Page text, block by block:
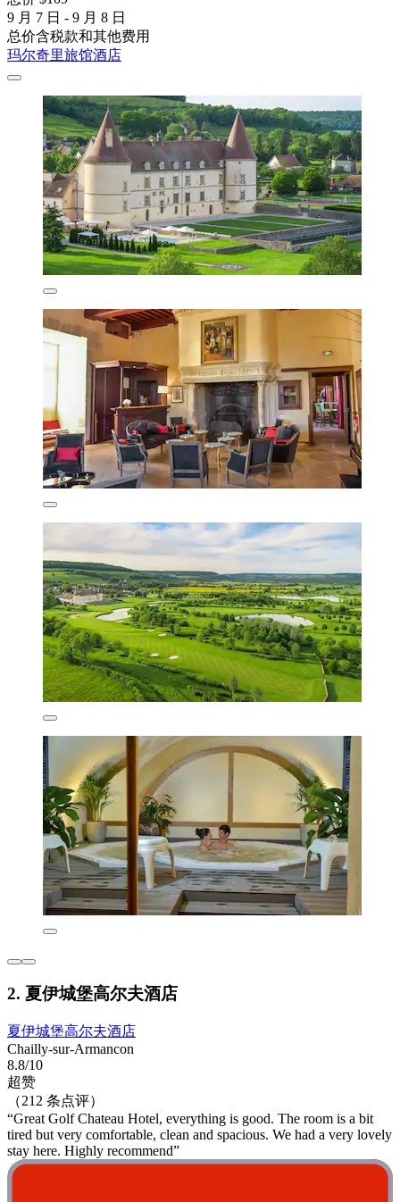
9 月 7 日 - 9 月 8 日
总价含税款和其他费用
玛尔奇里旅馆酒店
2. 夏伊城堡高尔夫酒店
夏伊城堡高尔夫酒店
Chailly-sur-Armancon
8.8/10
超赞
（212 条点评）
“Great Golf Chateau Hotel, everything is good. The room is a bit
tired but very comfortable, clean and spacious. We had a very lovely
stay here. Highly recommend”